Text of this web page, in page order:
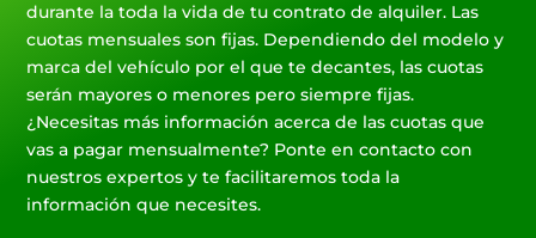
durante la toda la vida de tu contrato de alquiler. Las
cuotas mensuales son fijas. Dependiendo del modelo y
marca del vehículo por el que te decantes, las cuotas
serán mayores o menores pero siempre fijas.
¿Necesitas más información acerca de las cuotas que
vas a pagar mensualmente? Ponte en contacto con
nuestros expertos y te facilitaremos toda la
información que necesites.